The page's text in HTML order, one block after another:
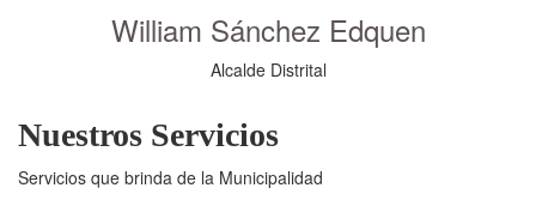
William Sánchez Edquen
Alcalde Distrital
Nuestros Servicios
Servicios que brinda de la Municipalidad